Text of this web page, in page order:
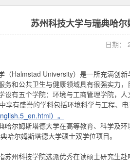
苏州科技大学与瑞典哈
日期：
（Halmstad University）是一所充满创
务和公共卫生与健康领域具有很强实力，
设有五个学院：环境与工商管理学院，
享有盛誉的学科包括环境科学与工程、
）。
哈尔姆斯塔德大学在高等教育、科学及
哈尔姆斯塔德大学硕士双学位项目。
苏州科技学院选派优秀在读硕士研究生